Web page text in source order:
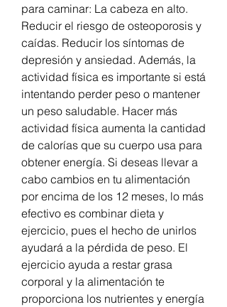
para caminar: La cabeza en alto.
Reducir el riesgo de osteoporosis y
caídas. Reducir los síntomas de
depresión y ansiedad. Además, la
actividad física es importante si está
intentando perder peso o mantener
un peso saludable. Hacer más
actividad física aumenta la cantidad
de calorías que su cuerpo usa para
obtener energía. Si deseas llevar a
cabo cambios en tu alimentación
por encima de los 12 meses, lo más
efectivo es combinar dieta y
ejercicio, pues el hecho de unirlos
ayudará a la pérdida de peso. El
ejercicio ayuda a restar grasa
corporal y la alimentación te
proporciona los nutrientes y energía